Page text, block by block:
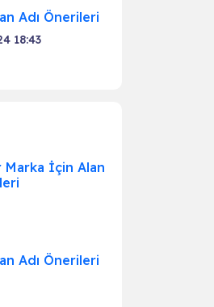
Adı Önerileri
18:43
Marka İçin Alan
Adı Önerileri